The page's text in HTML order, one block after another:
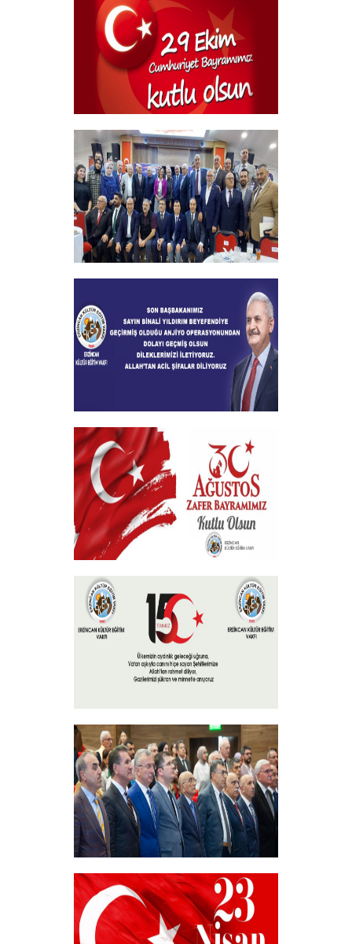
kahvaltı Programı
+
29 Ekim Cumhuriyet Bayramı
+
2024-2025 Burs Toplantısında 7000
+
Geçmiş Olsun Mesajı
+
30 Ağustos Zafer Bayramı
+
15 Temmuz 2024
+
Akademik Bilim, Sanat ve Spor Ödülleri”
Sahiplerini Buldu.
+